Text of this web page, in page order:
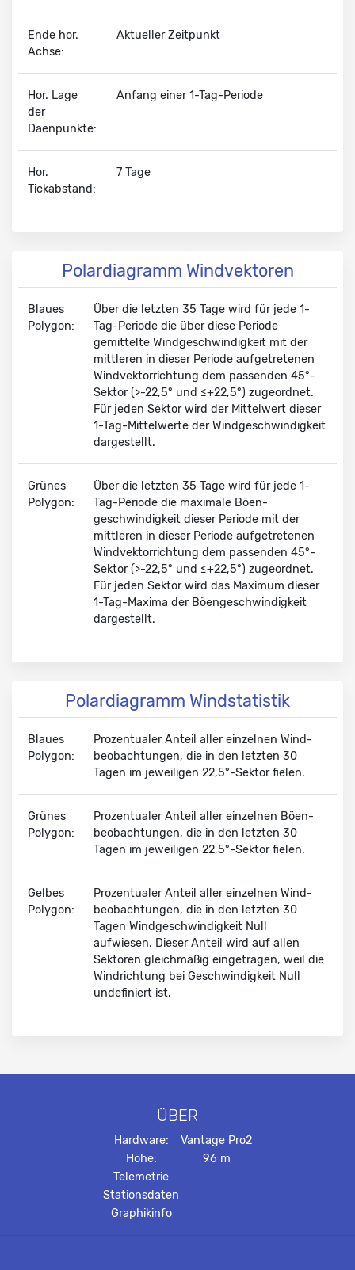
Ende hor.
Achse:
Aktueller Zeitpunkt
Hor. Lage
der
Daenpunkte:
Anfang einer 1-Tag-Periode
Hor.
Tickabstand:
7 Tage
Polardiagramm Windvektoren
Blaues
Polygon:
Über die letzten 35 Tage wird für jede 1-
Tag-Periode die über diese Periode
gemittelte Wind­geschwindig­keit mit der
mittleren in dieser Periode aufgetretenen
Wind­vektor­richtung dem passenden 45°-
Sektor (>-22,5° und ≤+22,5°) zugeordnet.
Für jeden Sektor wird der Mittelwert dieser
1-Tag-Mittelwerte der Wind­geschwindig­keit
dargestellt.
Grünes
Polygon:
Über die letzten 35 Tage wird für jede 1-
Tag-Periode die maximale Böen­
geschwindig­keit dieser Periode mit der
mittleren in dieser Periode aufgetretenen
Wind­vektor­richtung dem passenden 45°-
Sektor (>-22,5° und ≤+22,5°) zugeordnet.
Für jeden Sektor wird das Maximum dieser
1-Tag-Maxima der Böen­geschwindig­keit
dargestellt.
Polardiagramm Windstatistik
Blaues
Polygon:
Prozentualer Anteil aller einzelnen Wind­
beobach­tungen, die in den letzten 30
Tagen im jeweiligen 22,5°-Sektor fielen.
Grünes
Polygon:
Prozentualer Anteil aller einzelnen Böen­
beobach­tungen, die in den letzten 30
Tagen im jeweiligen 22,5°-Sektor fielen.
Gelbes
Polygon:
Prozentualer Anteil aller einzelnen Wind­
beobach­tungen, die in den letzten 30
Tagen Wind­geschwindig­keit Null
aufwiesen. Dieser Anteil wird auf allen
Sektoren gleichmäßig eingetragen, weil die
Windrichtung bei Geschwindigkeit Null
undefiniert ist.
ÜBER
Hardware:
Vantage Pro2
Höhe:
96 m
Telemetrie
Stationsdaten
Graphikinfo